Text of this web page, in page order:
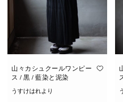
山々カシュクールワンピー
ス / 黒 / 藍染と泥染
うすけはれより